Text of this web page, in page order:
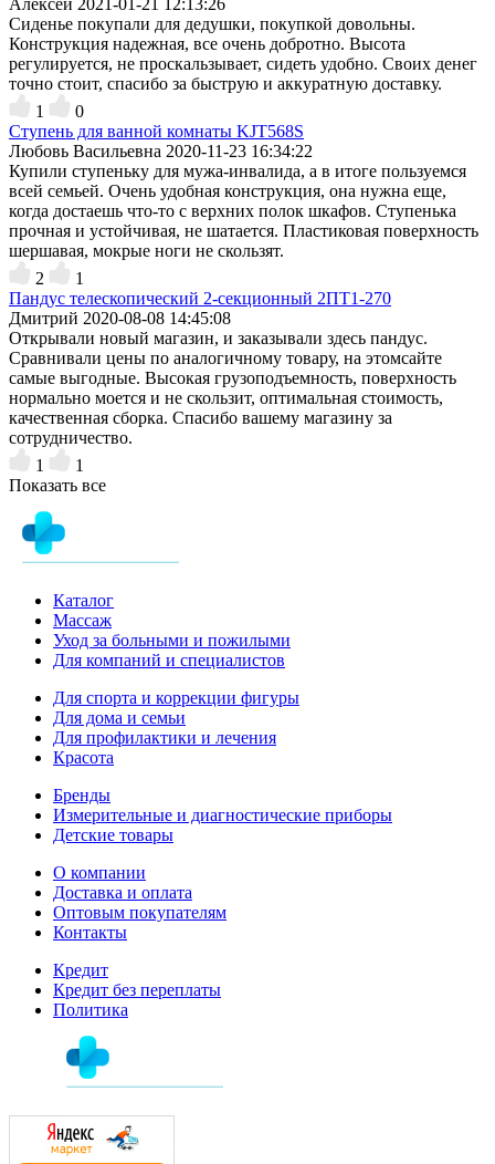
Сиденье покупали для дедушки, покупкой довольны.
Конструкция надежная, все очень добротно. Высота
регулируется, не проскальзывает, сидеть удобно. Своих денег
точно стоит, спасибо за быструю и аккуратную доставку.
1
0
Ступень для ванной комнаты KJT568S
Любовь Васильевна 2020-11-23 16:34:22
Купили ступеньку для мужа-инвалида, а в итоге пользуемся
всей семьей. Очень удобная конструкция, она нужна еще,
когда достаешь что-то с верхних полок шкафов. Ступенька
прочная и устойчивая, не шатается. Пластиковая поверхность
шершавая, мокрые ноги не скользят.
2
1
Пандус телескопический 2-секционный 2ПТ1-270
Дмитрий 2020-08-08 14:45:08
Открывали новый магазин, и заказывали здесь пандус.
Сравнивали цены по аналогичному товару, на этомсайте
самые выгодные. Высокая грузоподъемность, поверхность
нормально моется и не скользит, оптимальная стоимость,
качественная сборка. Спасибо вашему магазину за
сотрудничество.
1
1
Показать все
Каталог
Массаж
Уход за больными и пожилыми
Для компаний и специалистов
Для спорта и коррекции фигуры
Для дома и семьи
Для профилактики и лечения
Красота
Бренды
Измерительные и диагностические приборы
Детские товары
О компании
Доставка и оплата
Оптовым покупателям
Контакты
Кредит
Кредит без переплаты
Политика